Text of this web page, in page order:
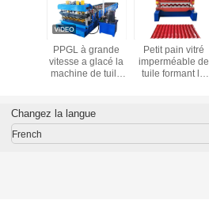
de
toiture
PPGL à grande
vitesse a glacé la
machine de tuile
coupe/pressing
Petit pain vitré
imperméable de
tuile formant le
Changez la langue
French